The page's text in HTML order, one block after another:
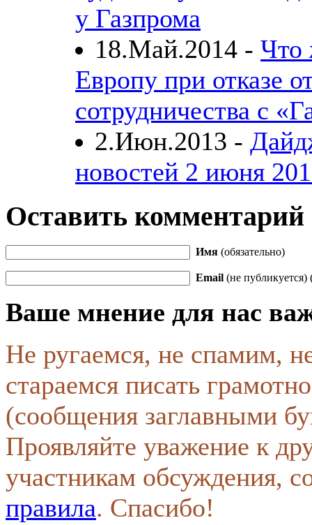
у Газпрома
18.Май.2014 - Что
Европу при отказе
сотрудничества с
2.Июн.2013 -
новостей 2 июня
Оставить комментарий
Имя (обязательно)
Email (не публикуется)
Ваше мнение для нас
Не ругаемся, не спамим,
стараемся писать
(сообщения заглавными
Проявляйте уважение к
участникам обсуждения,
правила. Спасибо!